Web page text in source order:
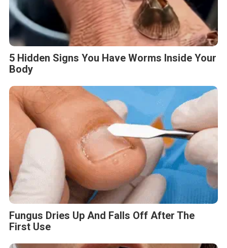
5 Hidden Signs You Have Worms Inside Your
Body
Fungus Dries Up And Falls Off After The
First Use